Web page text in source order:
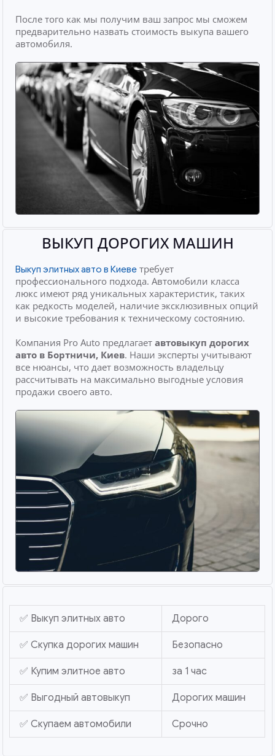
После того как мы получим ваш запрос мы сможем
предварительно назвать стоимость выкупа вашего
автомобиля.
ВЫКУП ДОРОГИХ МАШИН
Выкуп элитных авто в Киеве требует
профессионального подхода. Автомобили класса
люкс имеют ряд уникальных характеристик, таких
как редкость моделей, наличие эксклюзивных опций
и высокие требования к техническому состоянию.
Компания Pro Auto предлагаетавтовыкуп дорогих
авто в Бортничи, Киев. Наши эксперты учитывают
все нюансы, что дает возможность владельцу
рассчитывать на максимально выгодные условия
продажи своего авто.
✅ Выкуп элитных авто Дорого
✅ Скупка дорогих машин Безопасно
✅ Купим элитное авто за 1 час
✅ Выгодный автовыкуп Дорогих машин
✅ Скупаем автомобили Срочно